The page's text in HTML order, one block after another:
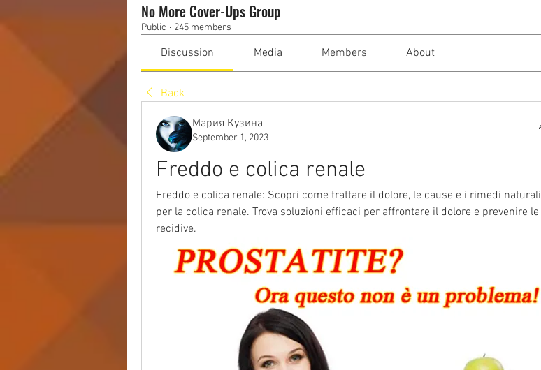
No More Cover-Ups Group
Public · 245 members
Discussion Media Members About
Back
Мария Кузина
September 1, 2023
Freddo e colica renale
Freddo e colica renale: Scopri come trattare il dolore, le cause e i rimedi naturali
per la colica renale. Trova soluzioni efficaci per affrontare il dolore e prevenire le
recidive.